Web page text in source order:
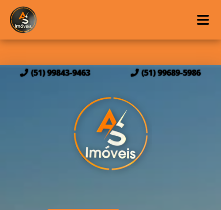
(51) 99843-9463 (51) 99689-5986